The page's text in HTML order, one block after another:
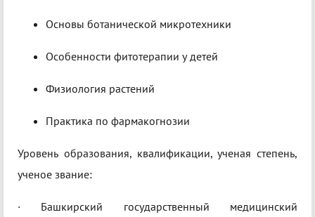
Основы ботанической микротехники
Особенности фитотерапии у детей
Физиология растений
Практика по фармакогнозии
Уровень образования, квалификации, ученая степень,
ученое звание:
·​ Башкирский государственный медицинский